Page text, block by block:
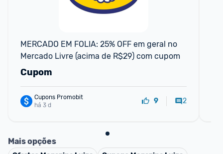
MERCADO EM FOLIA: 25% OFF em geral no
Mercado Livre (acima de R$29) com cupom
Cupom
Cupons Promobit
há 3 d
9 2
Mais opções